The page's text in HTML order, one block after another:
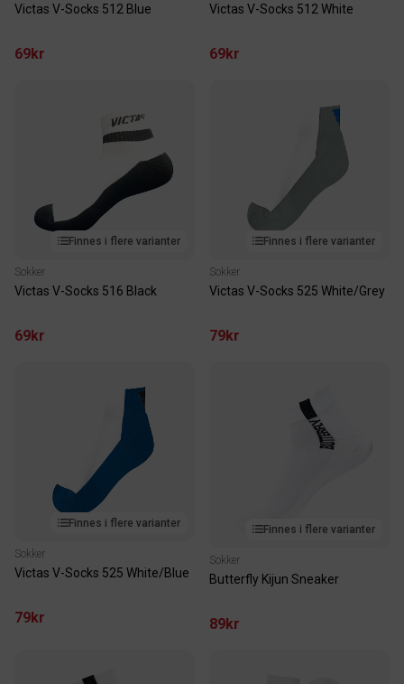
Victas V-Socks 512 Blue
69kr
Victas V-Socks 512 White
69kr
Finnes i flere varianter
Sokker
Victas V-Socks 516 Black
69kr
Finnes i flere varianter
Sokker
Victas V-Socks 525 White/Grey
79kr
Finnes i flere varianter
Sokker
Victas V-Socks 525 White/Blue
79kr
Finnes i flere varianter
Sokker
Butterfly Kijun Sneaker
89kr